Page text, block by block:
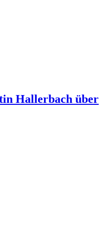
Hallerbach über